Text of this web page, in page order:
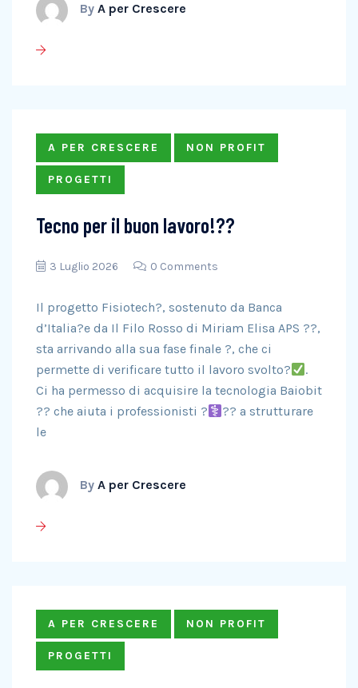
By A per Crescere
A PER CRESCERE NON PROFIT
PROGETTI
Tecno per il buon lavoro!??
3 Luglio 2026 0 Comments
Il progetto Fisiotech?, sostenuto da Banca
d’Italia?e da Il Filo Rosso di Miriam Elisa APS ??,
sta arrivando alla sua fase finale ?, che ci
permette di verificare tutto il lavoro svolto?
.
Ci ha permesso di acquisire la tecnologia Baiobit
?? che aiuta i professionisti ?‍
?‍? a strutturare
le
By A per Crescere
A PER CRESCERE NON PROFIT
PROGETTI